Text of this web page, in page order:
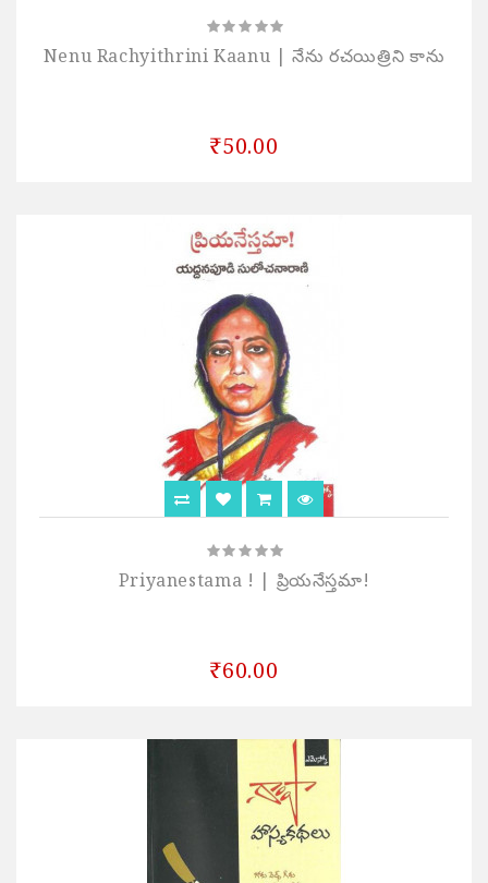
Nenu Rachyithrini Kaanu | నేను రచయిత్రిని కాను
₹50.00
Priyanestama ! | ప్రియనేస్తమా!
₹60.00